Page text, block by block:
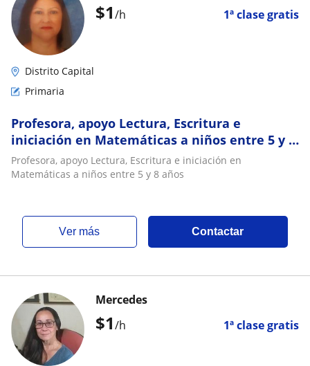
$1/h 1ª clase gratis
Distrito Capital
Primaria
Profesora, apoyo Lectura, Escritura e
iniciación en Matemáticas a niños entre 5 y 8
años
Profesora, apoyo Lectura, Escritura e iniciación en
Matemáticas a niños entre 5 y 8 años
ver más Contactar
$1/h 1ª clase gratis
Mercedes